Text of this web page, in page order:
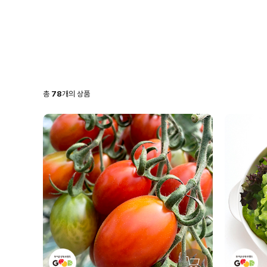
총 78개의 상품